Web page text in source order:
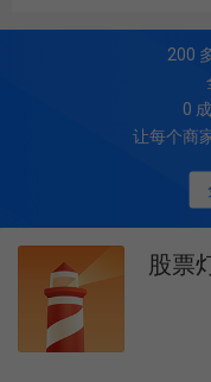
200
0
让每个商
股票